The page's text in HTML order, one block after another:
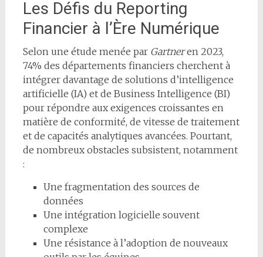
Les Défis du Reporting
Financier à l’Ère Numérique
Selon une étude menée par Gartneren 2023,
74% des départements financiers cherchent à
intégrer davantage de solutions d’intelligence
artificielle (IA) et de Business Intelligence (BI)
pour répondre aux exigences croissantes en
matière de conformité, de vitesse de traitement
et de capacités analytiques avancées. Pourtant,
de nombreux obstacles subsistent, notamment
:
Une fragmentation des sources de
données
Une intégration logicielle souvent
complexe
Une résistance à l’adoption de nouveaux